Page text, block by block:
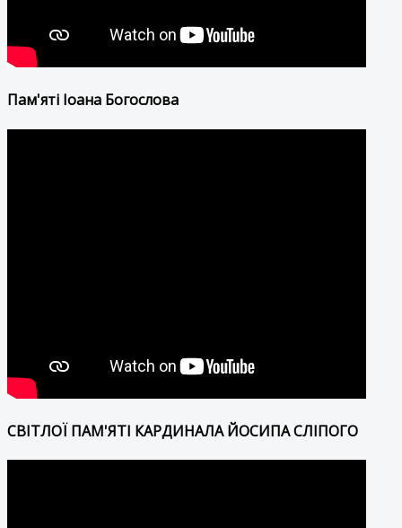
Пам'яті Іоана Богослова
СВІТЛОЇ ПАМ'ЯТІ КАРДИНАЛА ЙОСИПА СЛІПОГО